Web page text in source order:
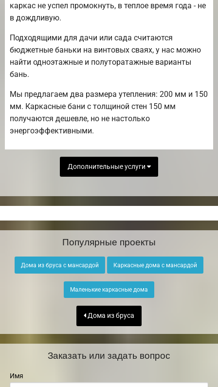
каркас не успел промокнуть, в теплое время года - не
в дождливую.
Подходящими для дачи или сада считаются
бюджетные баньки на винтовых сваях, у нас можно
найти одноэтажные и полуторатажные варианты
бань.
Мы предлагаем два размера утепления: 200 мм и 150
мм. Каркасные бани с толщиной стен 150 мм
получаются дешевле, но не настолько
энергоэффективными.
Дополнительные услуги
Популярные проекты
Дома из бруса с мансардой Каркасные дома с мансардой
Маленькие каркасные дома
Дома из бруса
Заказать или задать вопрос
Имя